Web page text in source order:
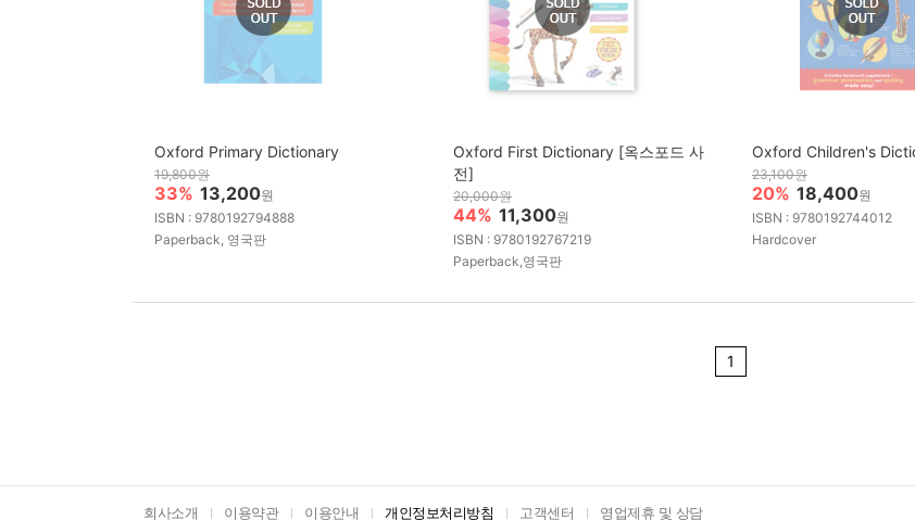
Oxford Primary Dictionary
19,800원
33% 13,200원
ISBN : 9780192794888
Paperback, 영국판
Oxford First Dictionary [옥스포드 사
전]
20,000원
44% 11,300원
ISBN : 9780192767219
Paperback,영국판
Oxford Children's
23,100원
20% 18,400원
ISBN : 9780192744012
Hardcover
1
회사소개 이용약관 이용안내 개인정보처리방침 고객센터 영업제휴 및 상담